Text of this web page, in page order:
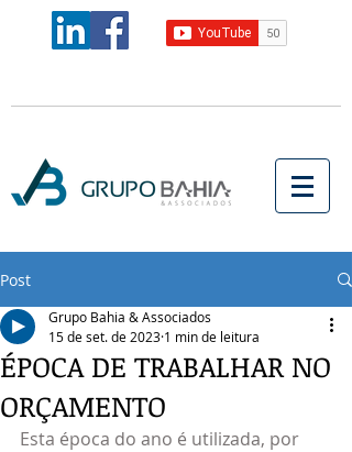
Post
ÉPOCA DE TRABALHAR NO
ORÇAMENTO
Grupo Bahia & Associados
15 de set. de 2023 1 min de leitura
Esta época do ano é utilizada, por